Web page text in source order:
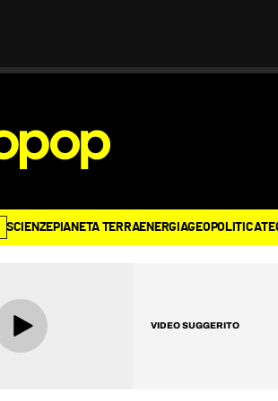
SCIENZEPIANETA TERRAENERGIAGEOPOLITICA
VIDEO SUGGERITO